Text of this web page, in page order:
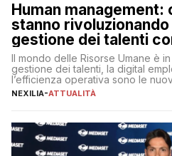
Human management:
stanno
gestione dei talenti
Il mondo delle Risorse Umane è
gestione dei talenti, la digital
l’efficienza operativa sono le
lavoro, d’altra parte, è sempre
NEXILIA-ATTUALITÀ